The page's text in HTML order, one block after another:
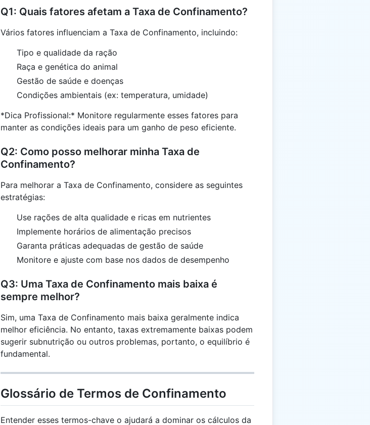
Q1: Quais fatores afetam a Taxa de Confinamento?
Vários fatores influenciam a Taxa de Confinamento, incluindo:
Tipo e qualidade da ração
Raça e genética do animal
Gestão de saúde e doenças
Condições ambientais (ex: temperatura, umidade)
*Dica Profissional:* Monitore regularmente esses fatores para
manter as condições ideais para um ganho de peso eficiente.
Q2: Como posso melhorar minha Taxa de
Confinamento?
Para melhorar a Taxa de Confinamento, considere as seguintes
estratégias:
Use rações de alta qualidade e ricas em nutrientes
Implemente horários de alimentação precisos
Garanta práticas adequadas de gestão de saúde
Monitore e ajuste com base nos dados de desempenho
Q3: Uma Taxa de Confinamento mais baixa é
sempre melhor?
Sim, uma Taxa de Confinamento mais baixa geralmente indica
melhor eficiência. No entanto, taxas extremamente baixas podem
sugerir subnutrição ou outros problemas, portanto, o equilíbrio é
fundamental.
Glossário de Termos de Confinamento
Entender esses termos-chave o ajudará a dominar os cálculos da